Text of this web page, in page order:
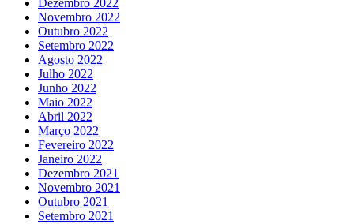
Novembro 2022
Outubro 2022
Setembro 2022
Agosto 2022
Julho 2022
Junho 2022
Maio 2022
Abril 2022
Março 2022
Fevereiro 2022
Janeiro 2022
Dezembro 2021
Novembro 2021
Outubro 2021
Setembro 2021